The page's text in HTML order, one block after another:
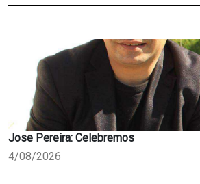
Jose Pereira: Celebremos
4/08/2026